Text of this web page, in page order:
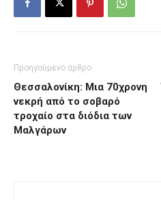
Προηγούμενο άρθρο
Θεσσαλονίκη: Μια 70χρονη
νεκρή από το σοβαρό
τροχαίο στα διόδια των
Μαλγάρων